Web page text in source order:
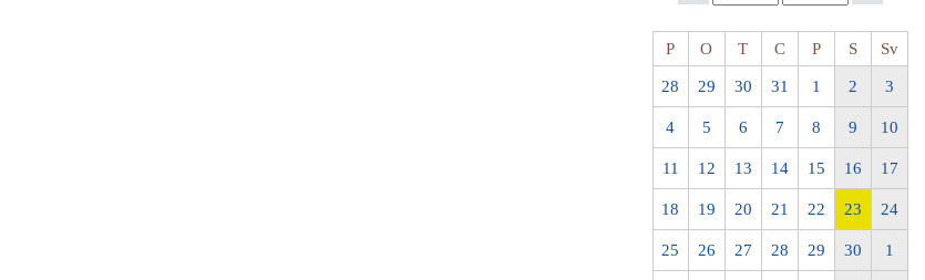
P O T C P S Sv
28 29 30 31 1 2 3
4 5 6 7 8 9 10
11 12 13 14 15 16 17
18 19 20 21 22 23 24
25 26 27 28 29 30 1